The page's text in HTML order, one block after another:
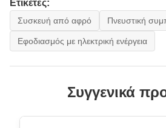
Ετικέτες:
Συσκευή από αφρό Πνευστική
Εφοδιασμός με ηλεκτρική ενέργεια
Συγγενικά